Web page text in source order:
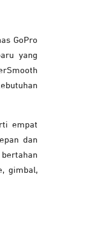
GoPro
yang
empat
dan
gimbal,